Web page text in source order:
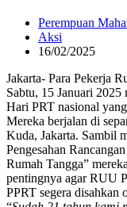
Perempuan
Aksi
16/02/2025
Jakarta- Para Pekerja
Sabtu, 15 Januari
Hari PRT nasional
Mereka berjalan di
Kuda, Jakarta. Sambil
Pengesahan
Rumah Tangga”
pentingnya agar RUU
PPRT segera disahkan